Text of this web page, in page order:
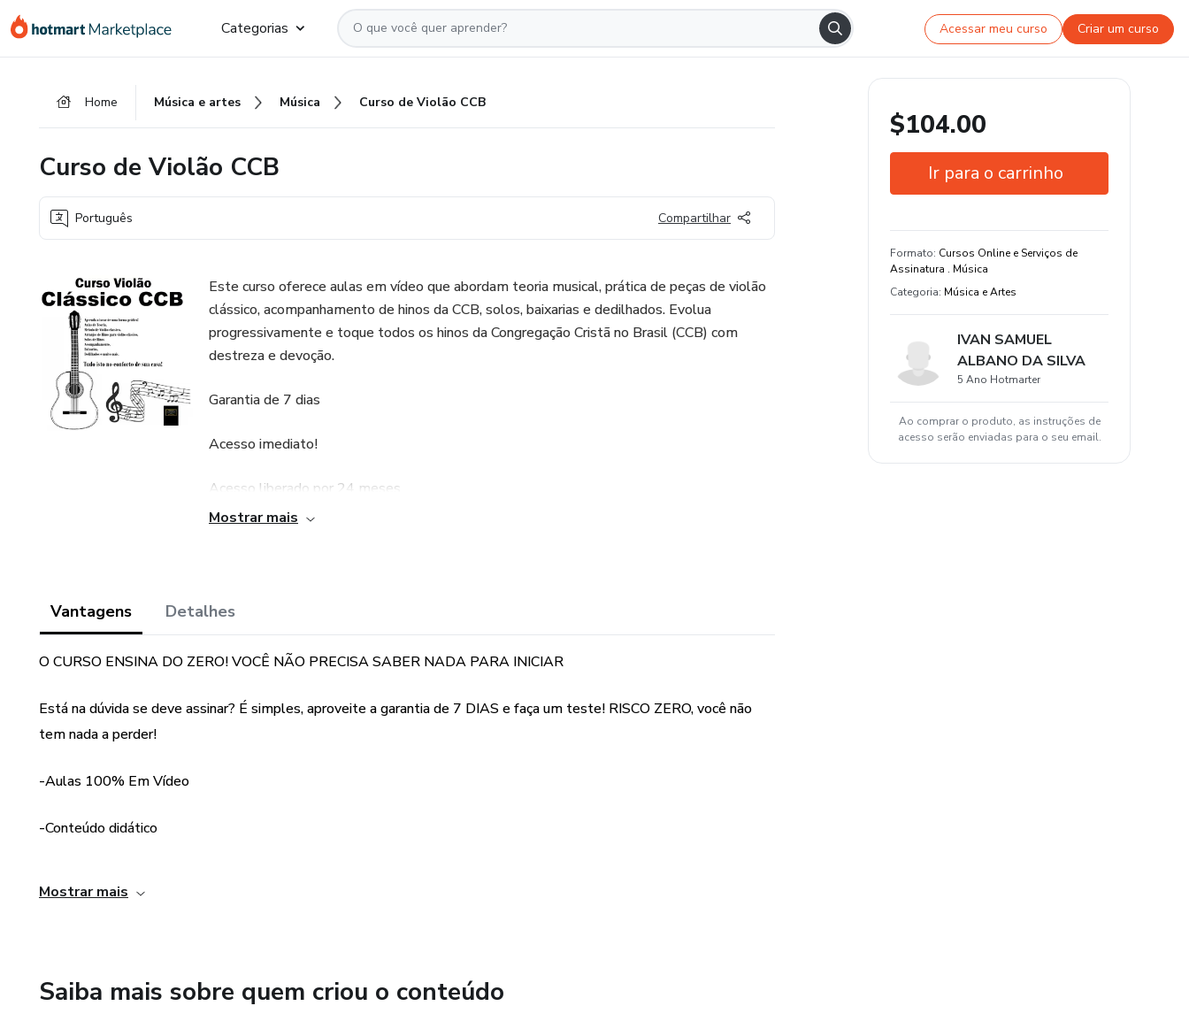
para
para
para
Categorias Acessar meu curso Criar um curso
Home Música e artes Música Curso de Violão CCB
Curso de Violão CCB
Português Compartilhar
Este curso oferece aulas em vídeo que abordam teoria musical, prática de peças de violão
clássico, acompanhamento de hinos da CCB, solos, baixarias e dedilhados. Evolua
progressivamente e toque todos os hinos da Congregação Cristã no Brasil (CCB) com
destreza e devoção.
Garantia de 7 dias
Acesso imediato!
Acesso liberado por 24 meses
O CURSO ESTA SEPARADO EM 15 MÓDULOS
MÓDULO 1: Iniciação
MÓDULO 2: Tocando meus Primeiros Hinos
Mostrar mais
Vantagens Detalhes
O CURSO ENSINA DO ZERO! VOCÊ NÃO PRECISA SABER NADA PARA INICIAR
Está na dúvida se deve assinar? É simples, aproveite a garantia de 7 DIAS e faça um teste! RISCO ZERO, você não
tem nada a perder!
-Aulas 100% Em Vídeo
-Conteúdo didático
Mostrar mais
Saiba mais sobre quem criou o conteúdo
$104.00
Ir para o carrinho
Formato: Cursos Online e Serviços de
Assinatura . Música
Categoria: Música e Artes
IVAN SAMUEL
ALBANO DA SILVA
5 Ano Hotmarter
Ao comprar o produto, as instruções de
acesso serão enviadas para o seu email.